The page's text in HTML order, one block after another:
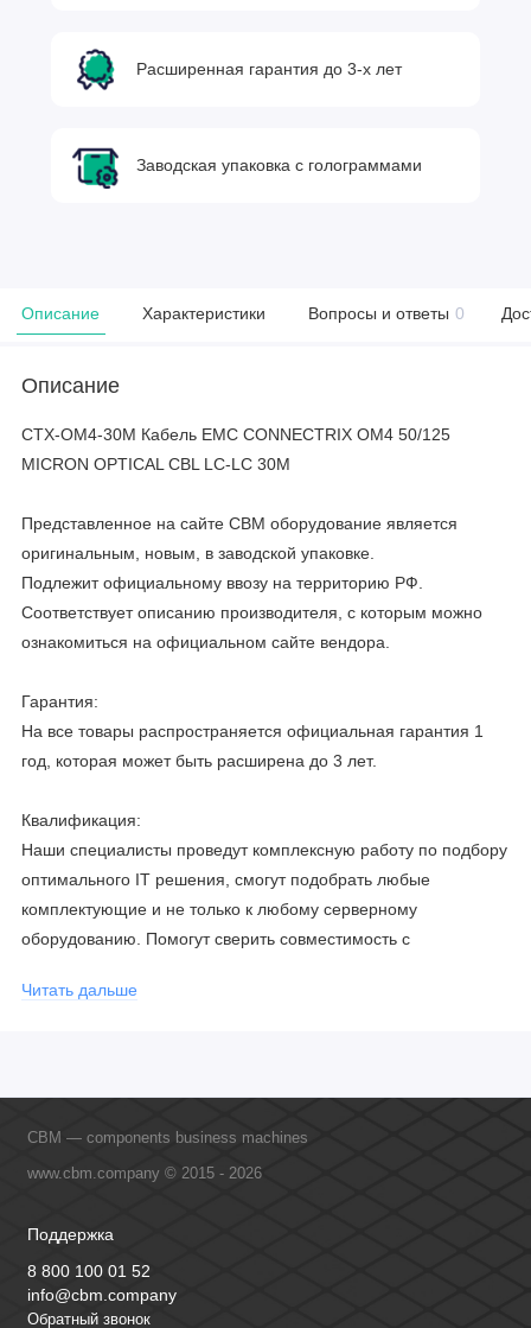
Расширенная гарантия до 3-х лет
Заводская упаковка с голограммами
Описание Характеристики Вопросы и ответы 0
Описание
CTX-OM4-30M Кабель EMC CONNECTRIX OM4 50/125
MICRON OPTICAL CBL LC-LC 30M
Представленное на сайте CBM оборудование является
оригинальным, новым, в заводской упаковке.
Подлежит официальному ввозу на территорию РФ.
Соответствует описанию производителя, с которым можно
ознакомиться на официальном сайте вендора.
Гарантия:
На все товары распространяется официальная гарантия 1
год, которая может быть расширена до 3 лет.
Квалификация:
Наши специалисты проведут комплексную работу по подбору
оптимального IT решения, смогут подобрать любые
комплектующие и не только к любому серверному
оборудованию. Помогут сверить совместимость с
официальными производителями и проводим регулярное
Читать дальше
CBM — components business machines
www.cbm.company © 2015 - 2026
Поддержка
8 800 100 01 52
info@cbm.company
Обратный звонок